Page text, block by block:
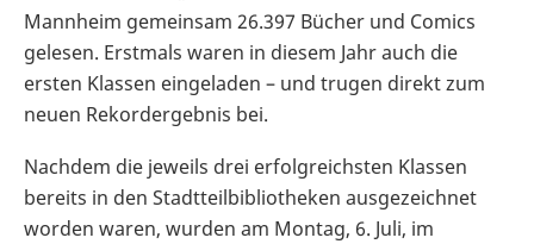
Mannheim gemeinsam 26.397 Bücher und Comics
gelesen. Erstmals waren in diesem Jahr auch die
ersten Klassen eingeladen – und trugen direkt zum
neuen Rekordergebnis bei.
Nachdem die jeweils drei erfolgreichsten Klassen
bereits in den Stadtteilbibliotheken ausgezeichnet
worden waren, wurden am Montag, 6. Juli, im